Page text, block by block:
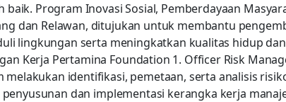
Program Inovasi Sosial, Pemberdayaan
dan Relawan, ditujukan untuk membantu
lingkungan serta meningkatkan kualitas hidup dan
Kerja Pertamina Foundation 1. Officer Risk
identifikasi, pemetaan, serta analisis
dan implementasi kerangka kerja